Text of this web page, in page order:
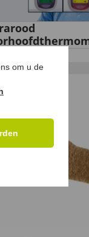
om u de